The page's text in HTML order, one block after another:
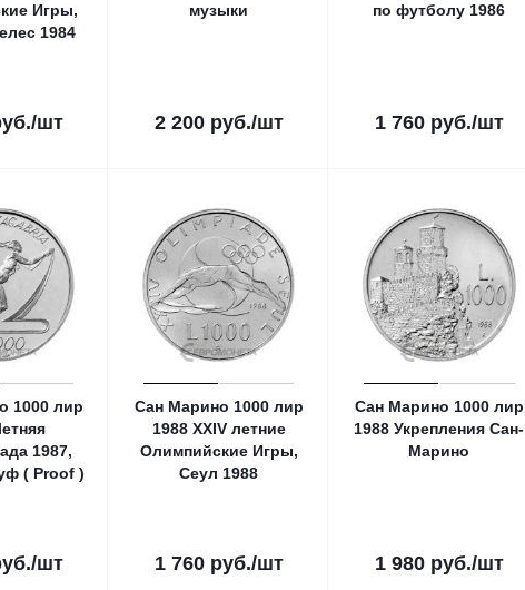
Игры,
1984
/шт
музыки
2 200руб./шт
по футболу 1986
1 760руб./шт
1000 лир
1987,
( Proof )
/шт
Сан Марино 1000 лир
1988 XXIV летние
Олимпийские Игры,
Сеул 1988
1 760руб./шт
Сан Марино 1000 лир
1988 Укрепления Сан-
Марино
1 980руб./шт